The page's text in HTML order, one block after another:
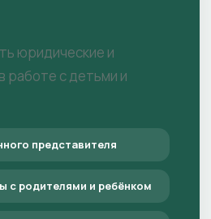
юридические и
работе с детьми и
представителя
с родителями и ребёнком